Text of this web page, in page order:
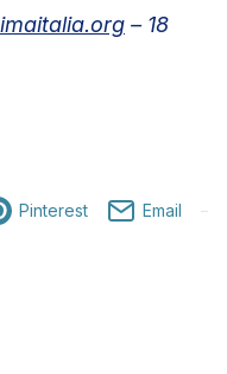
– 18
Pinterest Email